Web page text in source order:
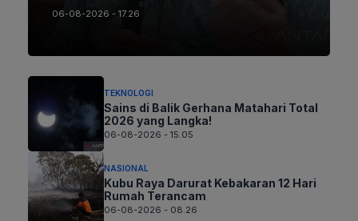
06-08-2026 - 17.26
TEKNOLOGI
Sains di Balik Gerhana Matahari Total
2026 yang Langka!
06-08-2026 - 15.05
NASIONAL
Kubu Raya Darurat Kebakaran 12 Hari
Rumah Terancam
06-08-2026 - 08.26